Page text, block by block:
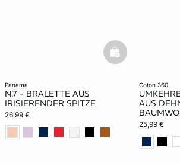
panama
N.7 - BRALETTE AUS
IRISIERENDER SPITZE
26,99 €
basketfull
coton 360
AUS
25,99 €